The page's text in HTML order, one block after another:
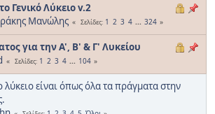
Γενικό Λύκειο v.2
Μανώλης Σελίδες 1 2 3 4 ... 324
για την Α', Β' & Γ' Λυκείου
Σελίδες 1 2 3 4 ... 104
είναι όπως όλα τα πράγματα στην